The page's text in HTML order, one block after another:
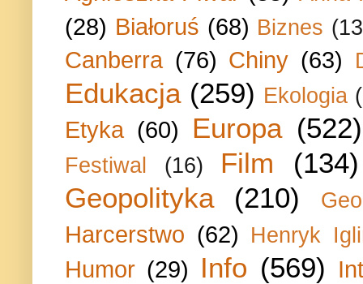
(28) Białoruś (68) Biznes
Canberra (76) Chiny (63)
Edukacja (259) Ekologia
Etyka (60) Europa (522)
Festiwal (16) Film
(134)
Geopolityka
(210)
Harcerstwo (62) Henryk
Humor (29) Info (569)